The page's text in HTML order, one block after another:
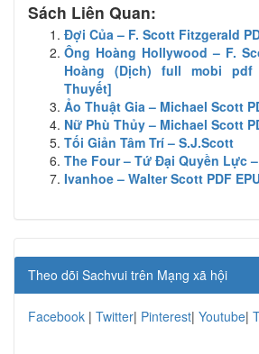
Sách Liên Quan:
Đợi Của – F. Scott Fitzgerald
Ông Hoàng Hollywood – F.
Hoàng (Dịch) full mobi pdf
Thuyết]
Ảo Thuật Gia – Michael Scott
Nữ Phù Thủy – Michael Scott
Tối Giản Tâm Trí – S.J.Scott
The Four – Tứ Đại Quyền Lực
Ivanhoe – Walter Scott PDF
Theo dõi Sachvui trên Mạng xã hội
Facebook | Twitter| Pinterest| Youtube|